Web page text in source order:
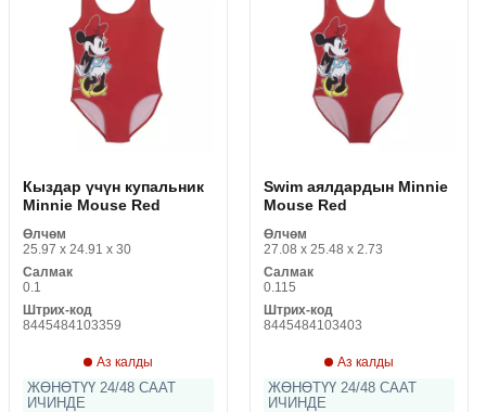
Кыздар үчүн купальник
Minnie Mouse Red
Өлчөм
25.97 x 24.91 x 30
Салмак
0.1
Штрих-код
8445484103359
Аз калды
ЖӨНӨТҮҮ 24/48 СААТ
ИЧИНДЕ
Swim аялдардын Minnie
Mouse Red
Өлчөм
27.08 x 25.48 x 2.73
Салмак
0.115
Штрих-код
8445484103403
Аз калды
ЖӨНӨТҮҮ 24/48 СААТ
ИЧИНДЕ